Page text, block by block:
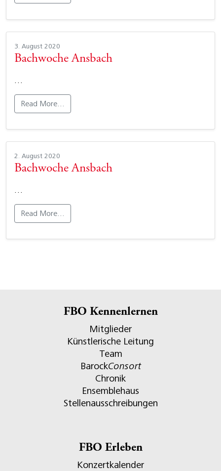
3. August 2020
Bachwoche Ansbach
…
Read More…
2. August 2020
Bachwoche Ansbach
…
Read More…
FBO Kennenlernen
Mitglieder
Künstlerische Leitung
Team
BarockConsort
Chronik
Ensemblehaus
Stellenausschreibungen
FBO Erleben
Konzertkalender